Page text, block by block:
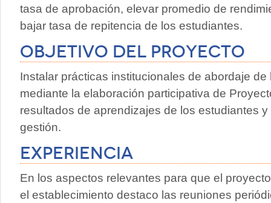
tasa de aprobación, elevar promedio de
bajar tasa de repitencia de los estudiantes.
Objetivo del proyecto
Instalar prácticas institucionales de abordaje
mediante la elaboración participativa de
resultados de aprendizajes de los estudiantes
gestión.
Experiencia
En los aspectos relevantes para que el
el establecimiento destaco las reuniones